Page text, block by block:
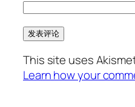
This site uses
Learn how your